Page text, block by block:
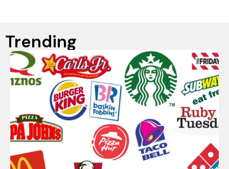
Trending